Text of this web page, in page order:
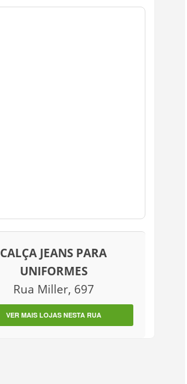
CALÇA JEANS PARA
UNIFORMES
Rua Miller, 697
VER MAIS LOJAS NESTA RUA